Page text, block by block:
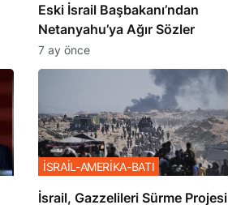
Eski İsrail Başbakanı’ndan
Netanyahu’ya Ağır Sözler
7 ay önce
İsrail, Gazzelileri Sürme Projesi
İSRAİL-AMERİKA-BATI